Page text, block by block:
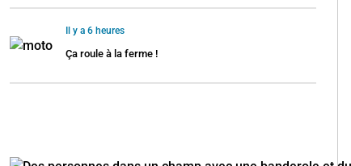
Il y a 6 heures
Ça roule à la ferme !